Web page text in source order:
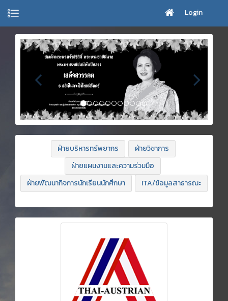
Login
ฝ่ายบริหารทรัพยากร
ฝ่ายวิชาการ
ฝ่ายแผนงานและความร่วมมือ
ฝ่ายพัฒนากิจการนักเรียนนักศึกษา
ITA/ข้อมูลสาธารณะ